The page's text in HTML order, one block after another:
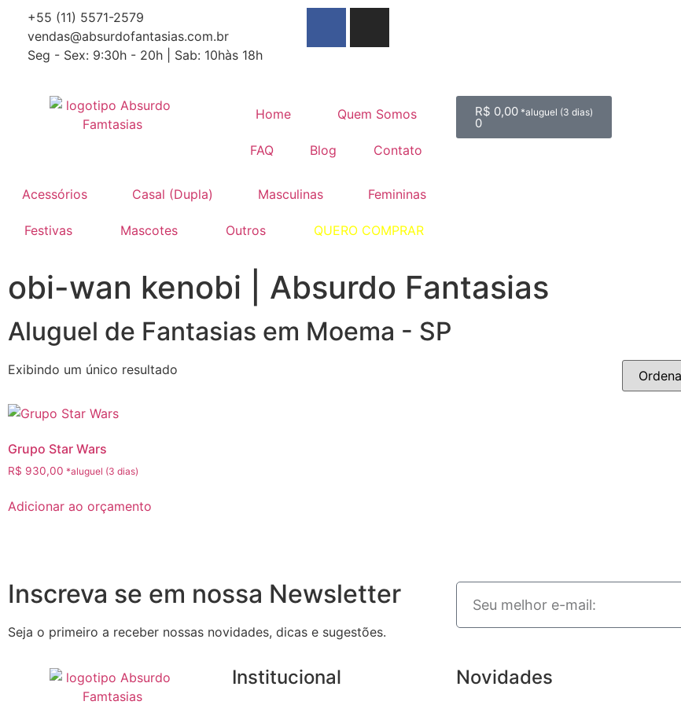
+55 (11) 5571-2579
vendas@absurdofantasias.com.br
Seg - Sex: 9:30h - 20h | Sab: 10hàs 18h
Home Quem Somos
FAQ Blog Contato
R$ 0,00
0
Acessórios Casal (Dupla) Masculinas Femininas
Festivas Mascotes Outros QUERO COMPRAR
obi-wan kenobi | Absurdo Fantasias
Aluguel de Fantasias em Moema - SP
Exibindo um único resultado
Grupo Star Wars
R$ 930,00
Adicionar ao orçamento
Inscreva se em nossa Newsletter
Seja o primeiro a receber nossas novidades, dicas e sugestões.
Institucional Novidades